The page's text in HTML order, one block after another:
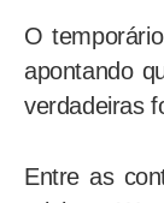
O
apontando
verdadeiras
Entre as